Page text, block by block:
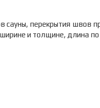
перекрытия швов
и толщине, длина по